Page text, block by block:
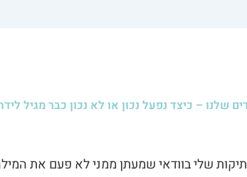
שלנו – כיצד נפעל נכון או לא נכון כבר מגיל
שלי בוודאי שמעתן ממני לא פעם את